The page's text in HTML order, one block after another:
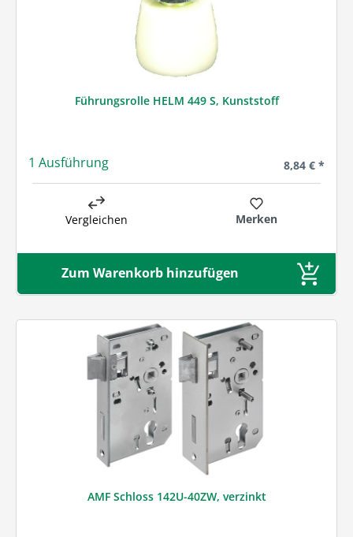
Führungsrolle HELM 449 S, Kunststoff
1 Ausführung Regulärer
8,84 € *
Vergleichen Merken
Zum Warenkorb hinzufügen
AMF Schloss 142U-40ZW, verzinkt